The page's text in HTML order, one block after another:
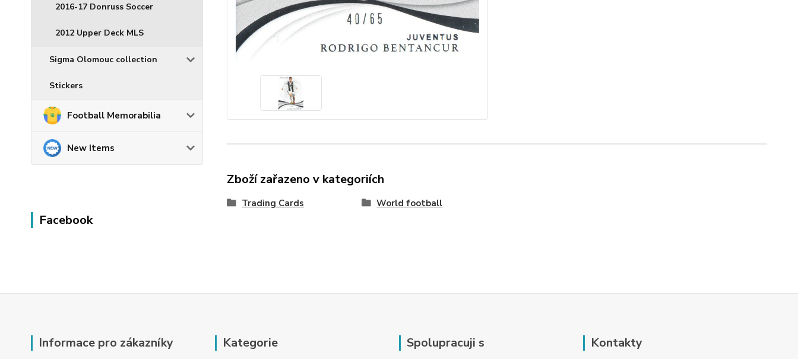
2016-17 Donruss Soccer
2012 Upper Deck MLS
Sigma Olomouc collection
Stickers
Football Memorabilia
New Items
Facebook
Zboží zařazeno v kategoriích
Trading Cards World football
Informace pro zákazníky Kategorie Spolupracuji s Kontakty